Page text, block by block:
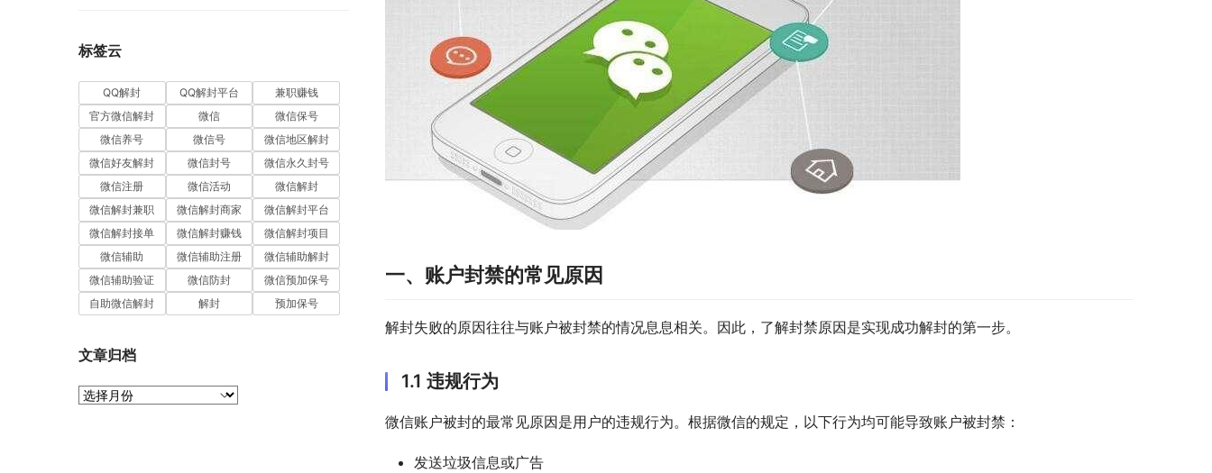
一、账户封禁的常见原因
解封失败的原因往往与账户被封禁的情况息息相关。因此，了解封禁原因是实现成功解封的第一步。
1.1 违规行为
微信账户被封的最常见原因是用户的违规行为。根据微信的规定，以下行为均可能导致账户被封禁：
发送垃圾信息或广告
标签云
QQ解封 QQ解封平台
兼职赚钱
官方微信解封
微信
微信保号
微信养号
微信号
微信地区解封
微信好友解封
微信封号
微信永久封号
微信注册
微信活动
微信解封
微信解封兼职
微信解封商家
微信解封平台
微信解封接单
微信解封赚钱
微信解封项目
微信辅助
微信辅助注册
微信辅助解封
微信辅助验证
微信防封
微信预加保号
自助微信解封
解封 预加保号
文章归档
文